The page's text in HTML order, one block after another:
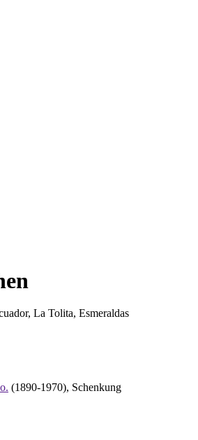
La Tolita, Esmeraldas
(1890-1970), Schenkung